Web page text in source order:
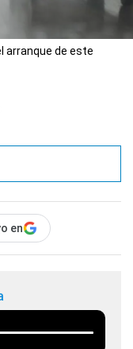
arranque de este
en